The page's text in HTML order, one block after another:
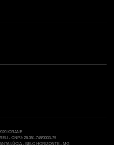
IORANE
- CNPJ: 26.051.748/0003-79
LÚCIA - BELO HORIZONTE - MG